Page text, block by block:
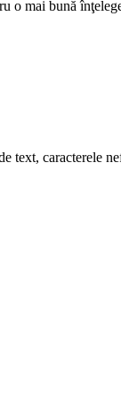
o mai bună
text, caracterele